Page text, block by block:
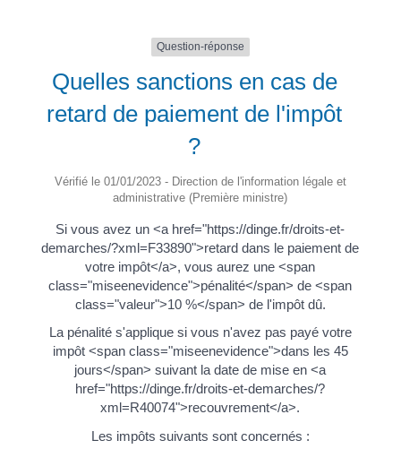
Question-réponse
Quelles sanctions en cas de
retard de paiement de l'impôt
?
Vérifié le 01/01/2023 - Direction de l'information légale et
administrative (Première ministre)
Si vous avez un <a href="https://dinge.fr/droits-et-
demarches/?xml=F33890">retard dans le paiement de
votre impôt</a>, vous aurez une <span
class="miseenevidence">pénalité</span> de <span
class="valeur">10 %</span> de l'impôt dû.
La pénalité s'applique si vous n'avez pas payé votre
impôt <span class="miseenevidence">dans les 45
jours</span> suivant la date de mise en <a
href="https://dinge.fr/droits-et-demarches/?
xml=R40074">recouvrement</a>.
Les impôts suivants sont concernés :